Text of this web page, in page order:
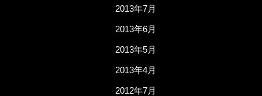
2013年7月
2013年6月
2013年5月
2013年4月
2012年7月